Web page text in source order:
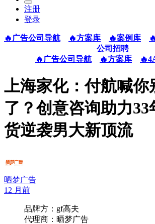
注册
登录
🔥广告公司导航 🔥方案库 🔥案例库
公司招聘
🔥广告公司导航
🔥方案库
上海家化：付航喊你
了？创意咨询助力33
货逆袭男大新顶流
晒梦广告
12 月前
品牌方：gf高夫
代理商：晒梦广告